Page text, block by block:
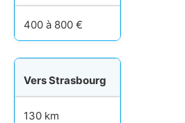
400 à 800 €
Vers Strasbourg
130 km